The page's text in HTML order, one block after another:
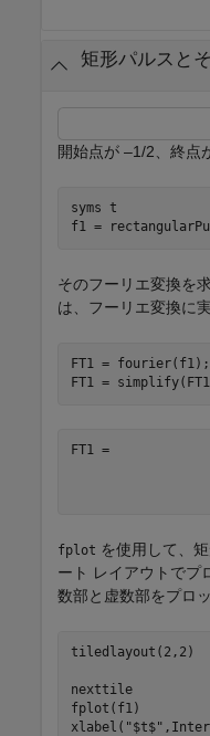
矩形パルスと
開始点が –1/2、終点
syms t
f1 =
そのフーリエ変換を
は、フーリエ変換に
FT1 = fourier(f1);
FT1 =
fplot を使用して、
ート レイアウトでプ
数部と虚数部をプロ
tiledlayout(2,2)
nexttile
fplot(f1)
xlabel( "$t$"